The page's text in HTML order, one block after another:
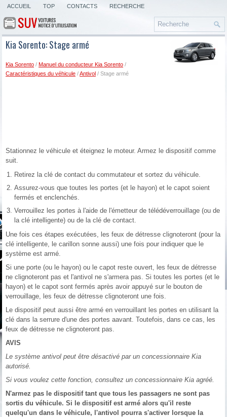
ACCUEIL TOP CONTACTS RECHERCHE
Kia Sorento: Stage armé
Kia Sorento /Manuel du conducteur Kia Sorento /
Caractéristiques du véhicule /Antivol / Stage armé
Stationnez le véhicule et éteignez le moteur. Armez le dispositif comme
suit.
Retirez la clé de contact du commutateur et sortez du véhicule.
Assurez-vous que toutes les portes (et le hayon) et le capot soient
fermés et enclenchés.
Verrouillez les portes à l'aide de l'émetteur de télédéverrouillage (ou de
la clé intelligente) ou de la clé de contact.
Une fois ces étapes exécutées, les feux de détresse clignoteront (pour la
clé intelligente, le carillon sonne aussi) une fois pour indiquer que le
système est armé.
Si une porte (ou le hayon) ou le capot reste ouvert, les feux de détresse
ne clignoteront pas et l'antivol ne s'armera pas. Si toutes les portes (et le
hayon) et le capot sont fermés après avoir appuyé sur le bouton de
verrouillage, les feux de détresse clignoteront une fois.
Le dispositif peut aussi être armé en verrouillant les portes en utilisant la
clé dans la serrure d'une des portes aavant. Toutefois, dans ce cas, les
feux de détresse ne clignoteront pas.
AVIS
Le système antivol peut être désactivé par un concessionnaire Kia
autorisé.
Si vous voulez cette fonction, consultez un concessionnaire Kia agréé.
N'armez pas le dispositif tant que tous les passagers ne sont pas
sortis du véhicule. Si le dispositif est armé alors qu'il reste
quelqu'un dans le véhicule, l'antivol pourra s'activer lorsque la